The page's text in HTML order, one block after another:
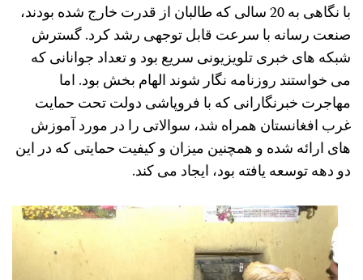
با نگاهی به 20 سالی که طالبان از قدرت خارج شده بودند،
صنعت رسانه با سرعت قابل توجهی رشد کرد. گسترش
شبکه های خبری تلویزیونی سریع بود و تعداد جوانانی که
می خواستند روزنامه نگار شوند الهام بخش بود. اما
مهاجرت خبرنگارانی که با فروپاشی دولت تحت حمایت
غرب افغانستان همراه شد، سوالاتی را در مورد آموزش
های ارائه شده و همچنین میزان و کیفیت حمایتی که در این
دو دهه توسعه یافته بود، ایجاد می کند.